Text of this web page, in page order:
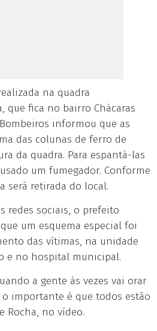
na quadra
que fica no bairro Chácaras
informou que as
das colunas de ferro de
da quadra. Para espantá-las
um fumegador. Conforme
será retirada do local.
redes sociais, o prefeito
um esquema especial foi
das vítimas, na unidade
e no hospital municipal.
a gente às vezes vai orar
importante é que todos estão
Rocha, no vídeo.